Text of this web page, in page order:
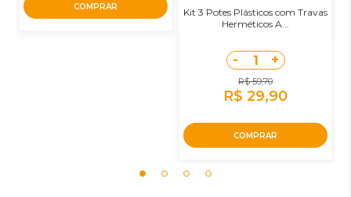
COMPRAR
Kit 3 Potes Plásticos com Travas
Herméticos A...
- 1 +
R$ 59,70
R$ 29,90
COMPRAR